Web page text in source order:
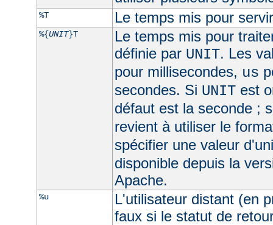
%T Le temps mis pour
%{UNIT}T
Le temps mis pour
définie par UNIT. Les
pour millisecondes, us
secondes. Si UNITest
défaut est la seconde ;
revient à utiliser le
spécifier une valeur
disponible depuis la
Apache.
%u
L'utilisateur distant (en
faux si le statut de